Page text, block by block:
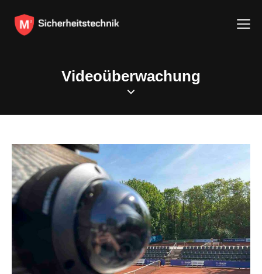
Videoüberwachung